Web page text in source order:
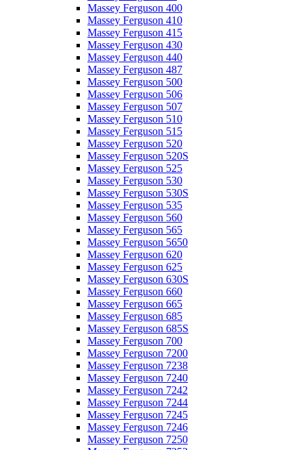
Massey Ferguson 400
Massey Ferguson 410
Massey Ferguson 415
Massey Ferguson 430
Massey Ferguson 440
Massey Ferguson 487
Massey Ferguson 500
Massey Ferguson 506
Massey Ferguson 507
Massey Ferguson 510
Massey Ferguson 515
Massey Ferguson 520
Massey Ferguson 520S
Massey Ferguson 525
Massey Ferguson 530
Massey Ferguson 530S
Massey Ferguson 535
Massey Ferguson 560
Massey Ferguson 565
Massey Ferguson 5650
Massey Ferguson 620
Massey Ferguson 625
Massey Ferguson 630S
Massey Ferguson 660
Massey Ferguson 665
Massey Ferguson 685
Massey Ferguson 685S
Massey Ferguson 700
Massey Ferguson 7200
Massey Ferguson 7238
Massey Ferguson 7240
Massey Ferguson 7242
Massey Ferguson 7244
Massey Ferguson 7245
Massey Ferguson 7246
Massey Ferguson 7250